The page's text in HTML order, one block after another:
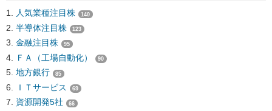
人気業種注目株 140
半導体注目株 123
金融注目株 95
ＦＡ（工場自動化） 90
地方銀行 85
ＩＴサービス 69
資源開発5社 66